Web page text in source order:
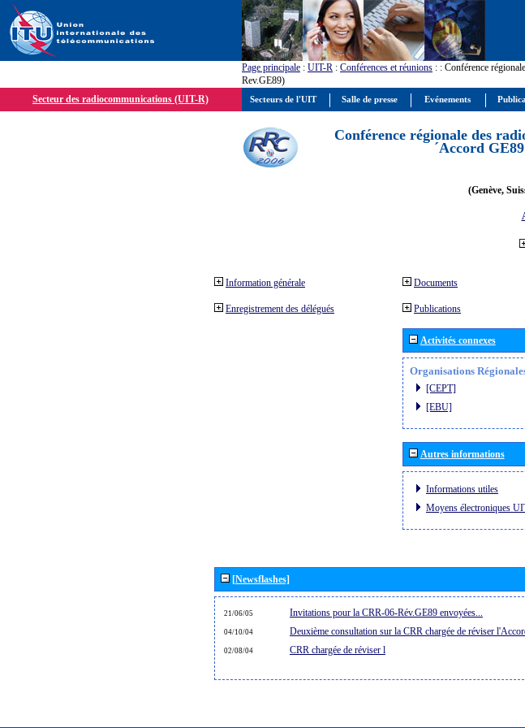
Page principale : UIT-R : Conférences et réunions : : Conférence
Rev.GE89)
Secteur des radiocommunications (UIT-R)
Conférence régionale des
´Accord
(Genève,
Information générale
Enregistrement des délégués
Documents
Publications
Activités connexes
Organisations
[CEPT]
[EBU]
Autres informations
Informations utiles
Moyens électroniques
[Newsflashes]
21/06/05 Invitations pour la CRR-06-Rév.GE89 envoyées...
04/10/04 Deuxième consultation sur la CRR chargée de réviser
02/08/04 CRR chargée de réviser l
Secteurs de l'UIT Salle de presse Evénements